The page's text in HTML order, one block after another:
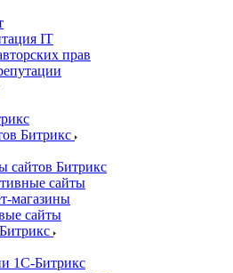
IT
прав
Битрикс
сайтов Битрикс
сайты
магазины
сайты
1С-Битрикс